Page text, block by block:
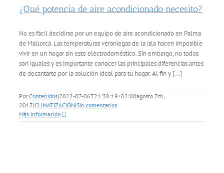
¿Qué potencia de aire acondicionado necesito?
No es fácil decidirse por un equipo de aire acondicionado en Palma
de Mallorca. Las temperaturas veraniegas de la isla hacen imposible
vivir en un hogar sin este electrodoméstico. Sin embargo, no todos
son iguales y es importante conocer las principales diferencias antes
de decantarte por la solución ideal para tu hogar. Al fin y [...]
Por Contenidos|2022-07-06T21:38:19+02:00agosto 7th,
2017|CLIMATIZACIÓN|Sin comentarios
Más información